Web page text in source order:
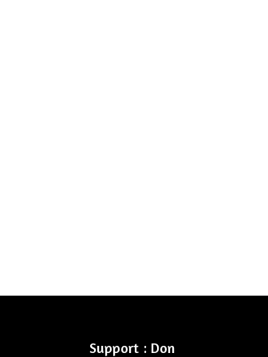
Support : Don